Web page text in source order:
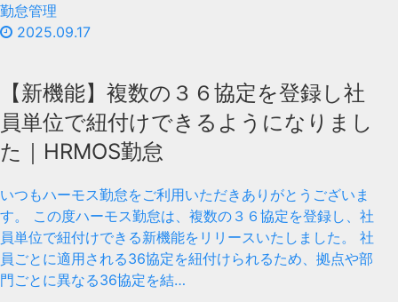
勤怠管理
2025.09.17
【新機能】複数の３６協定を登録し社
員単位で紐付けできるようになりまし
た｜HRMOS勤怠
いつもハーモス勤怠をご利用いただきありがとうございま
す。 この度ハーモス勤怠は、複数の３６協定を登録し、社
員単位で紐付けできる新機能をリリースいたしました。 社
員ごとに適用される36協定を紐付けられるため、拠点や部
門ごとに異なる36協定を結…